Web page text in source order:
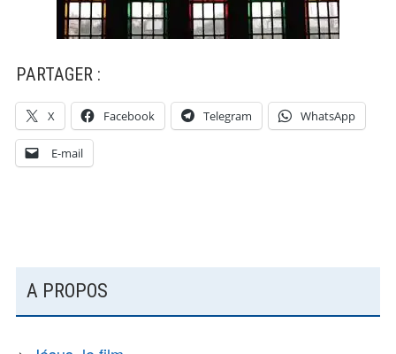
PARTAGER :
X Facebook Telegram WhatsApp
E-mail
COLONNE
LATÉRALE
A PROPOS